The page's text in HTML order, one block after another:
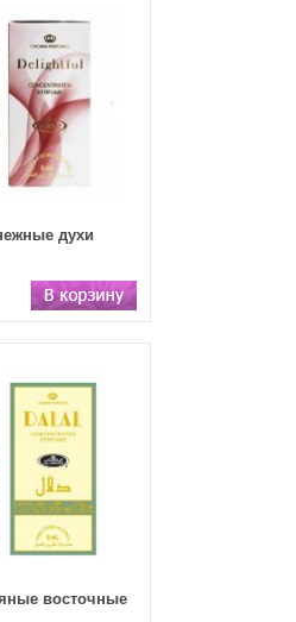
духи
восточные